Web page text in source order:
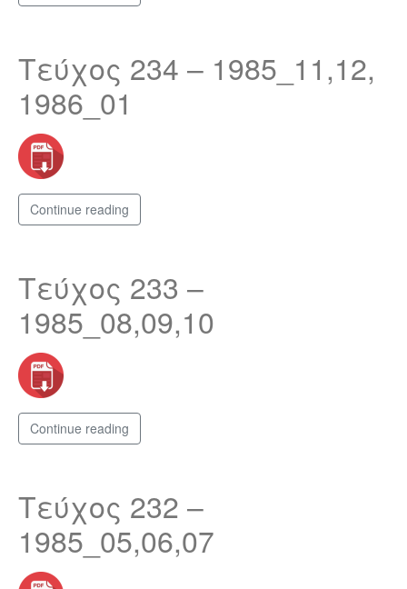
Τεύχος 234 – 1985_11,12,
1986_01
Continue reading
Τεύχος 233 –
1985_08,09,10
Continue reading
Τεύχος 232 –
1985_05,06,07